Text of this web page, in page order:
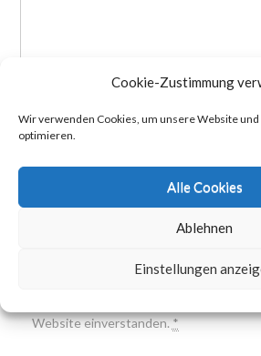
Cookie-Zustimmung
Wir verwenden Cookies, um unsere Website
optimieren.
Alle Cookies
Ablehnen
Einstellungen
Name*
Mit der Nutzung dieses Formulars
Website einverstanden.*